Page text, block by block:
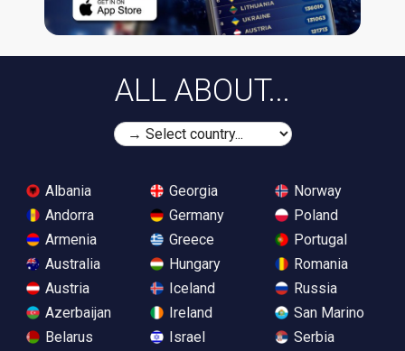
ALL ABOUT...
Albania
Andorra
Armenia
Australia
Austria
Azerbaijan
Belarus
Georgia
Germany
Greece
Hungary
Iceland
Ireland
Israel
Norway
Poland
Portugal
Romania
Russia
San Marino
Serbia